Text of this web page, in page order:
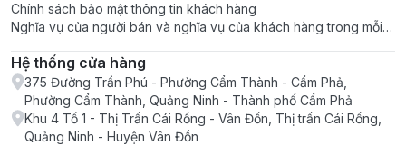
Chính sách bảo mật thông tin khách hàng
Nghĩa vụ của người bán và nghĩa vụ của khách hàng trong mỗi
Hệ thống cửa hàng
375 Đường Trần Phú - Phường Cẩm Thành - Cẩm Phả,
Phường Cẩm Thành, Quảng Ninh - Thành phố Cẩm Phả
Khu 4 Tổ 1 - Thị Trấn Cái Rồng - Vân Đồn, Thị trấn Cái Rồng,
Quảng Ninh - Huyện Vân Đồn